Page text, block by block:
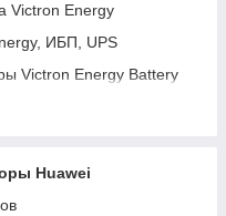
станции
Victron Energy
ИБП, UPS
Victron Energy Battery
систем Victron Energy
и Venus GX
Huawei